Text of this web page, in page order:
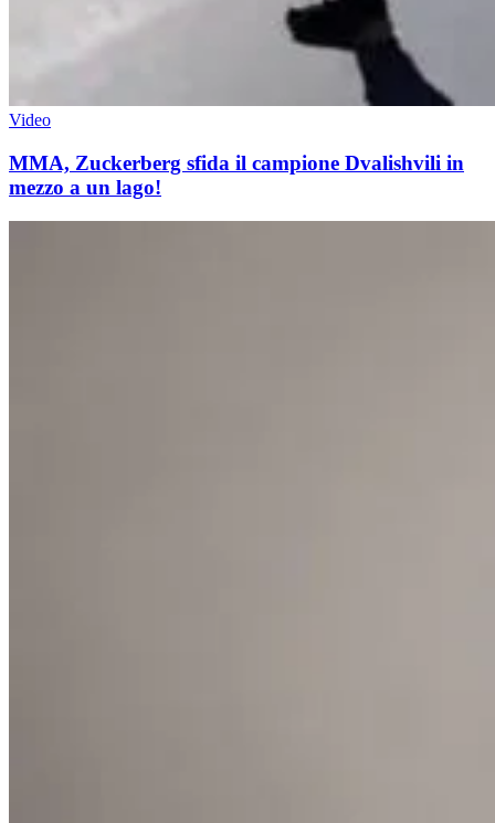
Video
MMA, Zuckerberg sfida il campione Dvalishvili in
mezzo a un lago!